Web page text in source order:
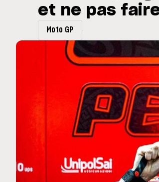
club spécial dans
MOTO GP
Silverstone
Grande-
et ne pas
Moto GP